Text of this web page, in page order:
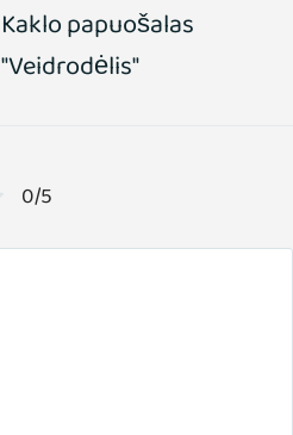
Kaklo papuošalas
"Veidrodėlis"
0/5